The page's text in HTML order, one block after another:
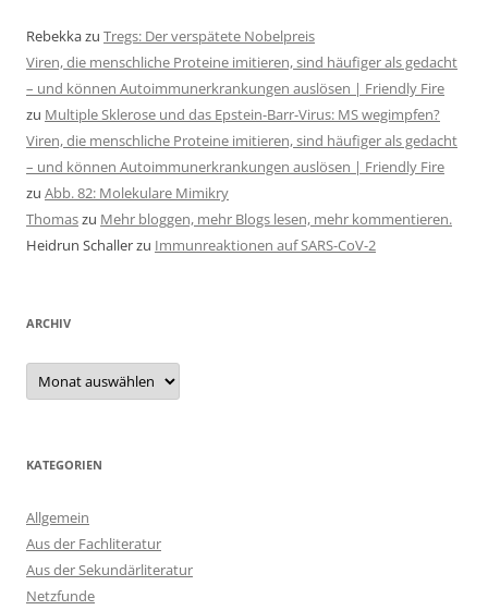
Rebekkazu Tregs: Der verspätete Nobelpreis
Viren, die menschliche Proteine imitieren, sind häufiger als gedacht
– und können Autoimmunerkrankungen auslösen | Friendly Fire
zu Multiple Sklerose und das Epstein-Barr-Virus: MS wegimpfen?
Viren, die menschliche Proteine imitieren, sind häufiger als gedacht
– und können Autoimmunerkrankungen auslösen | Friendly Fire
zu Abb. 82: Molekulare Mimikry
Thomaszu Mehr bloggen, mehr Blogs lesen, mehr kommentieren.
Heidrun Schallerzu Immunreaktionen auf SARS-CoV-2
ARCHIV
Archiv
KATEGORIEN
Allgemein
Aus der Fachliteratur
Aus der Sekundärliteratur
Netzfunde